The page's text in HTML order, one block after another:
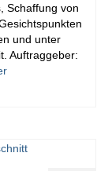
Schaffung von
und unter
Auftraggeber: